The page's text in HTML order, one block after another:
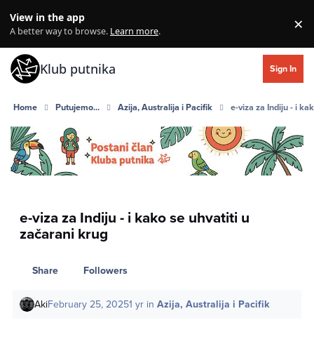
View in the app
A better way to browse. Learn more. ×
Klub putnika Sign In
Home Putujemo... Azija, Australija i Pacifik e-viza za Indiju - i
e-viza za Indiju - i kako se uhvatiti u
začarani krug
Share Followers
AkiFebruary 25, 20251 yr inAzija, Australija i Pacifik